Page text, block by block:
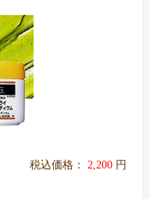
税込価格： 2,200 円